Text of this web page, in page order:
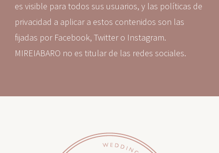
es visible para todos sus usuarios, y las políticas de
privacidad a aplicar a estos contenidos son las
fijadas por Facebook, Twitter o Instagram.
MIREIABARO no es titular de las redes sociales.